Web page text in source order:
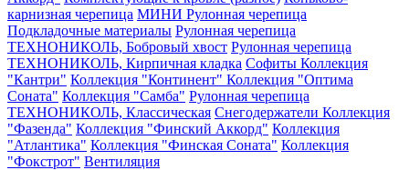
карнизная черепица МИНИ Рулонная черепица
Подкладочные материалы Рулонная черепица
ТЕХНОНИКОЛЬ, Бобровый хвост Рулонная черепица
ТЕХНОНИКОЛЬ, Кирпичная кладка Софиты Коллекция
"Кантри" Коллекция "Континент" Коллекция "Оптима
Соната" Коллекция "Самба" Рулонная черепица
ТЕХНОНИКОЛЬ, Классическая Снегодержатели Коллекция
"Фазенда" Коллекция "Финский Аккорд" Коллекция
"Атлантика" Коллекция "Финская Соната" Коллекция
"Фокстрот" Вентиляция